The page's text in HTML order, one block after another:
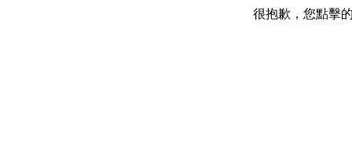
很抱歉，您點擊